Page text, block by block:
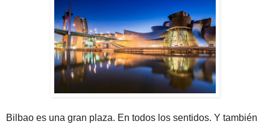
Bilbao es una gran plaza. En todos los sentidos. Y también